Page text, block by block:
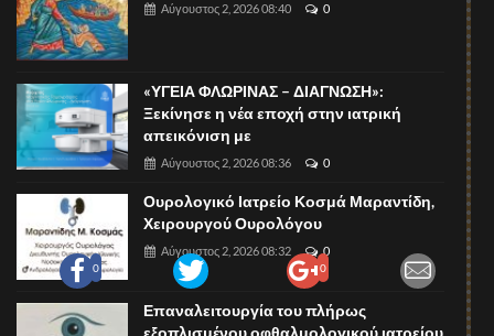
0 0
Αύγουστος 2, 2026 08:40 0
«ΥΓΕΙΑ ΦΛΩΡΙΝΑΣ – ΔΙΑΓΝΩΣΗ»:
Ξεκίνησε η νέα εποχή στην ιατρική
απεικόνιση με
Αύγουστος 2, 2026 08:36 0
Ουρολογικό Ιατρείο Κοσμά Μαραντίδη,
Χειρουργού Ουρολόγου
Αύγουστος 2, 2026 08:32 0
Επαναλειτουργία του πλήρως
εξοπλισμένου οφθαλμολογικού ιατρείου